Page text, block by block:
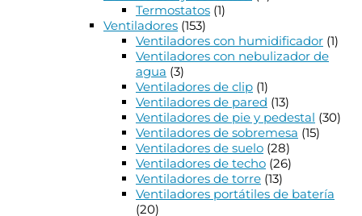
Termostatos (1)
Ventiladores (153)
Ventiladores con humidificador (1)
Ventiladores con nebulizador de
agua (3)
Ventiladores de clip (1)
Ventiladores de pared (13)
Ventiladores de pie y pedestal (30)
Ventiladores de sobremesa (15)
Ventiladores de suelo (28)
Ventiladores de techo (26)
Ventiladores de torre (13)
Ventiladores portátiles de batería
(20)